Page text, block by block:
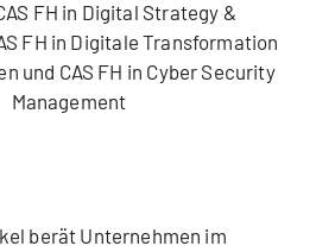
FH in Digital Strategy &
FH in Digitale Transformation
und CAS FH in Cyber Security
Management
berät Unternehmen im